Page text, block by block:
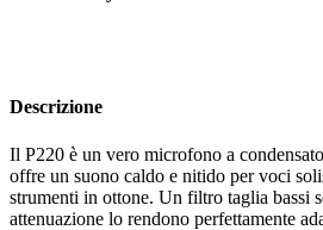
Descrizione
Il P220 è un vero microfono a
offre un suono caldo e nitido per voci
strumenti in ottone. Un filtro taglia bassi
attenuazione lo rendono perfettamente